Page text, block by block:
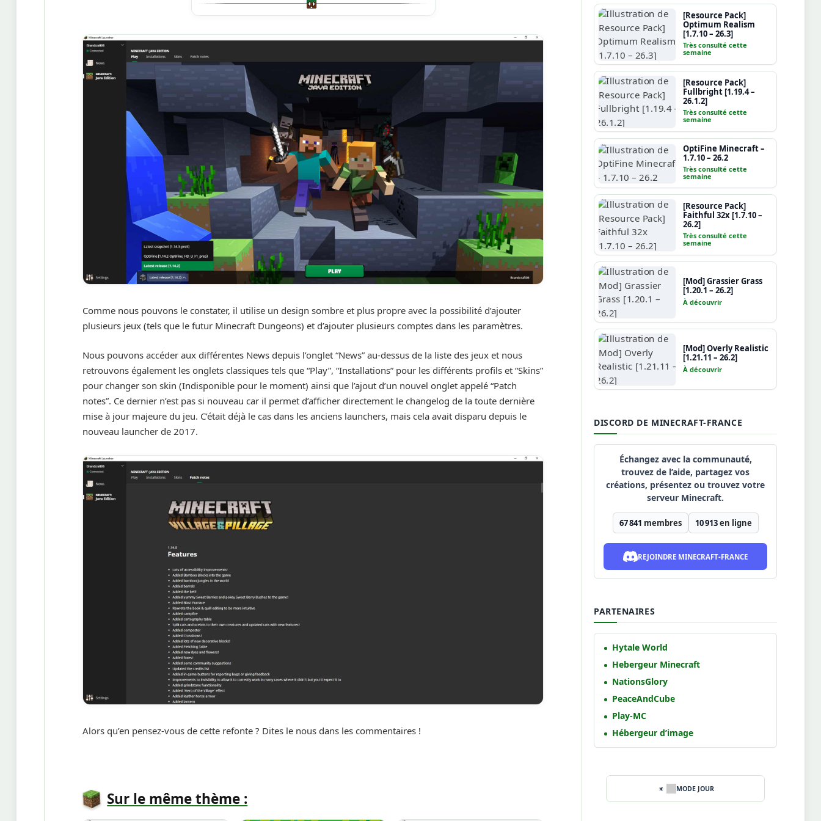
Comme nous pouvons le constater, il utilise un design sombre et plus propre avec la possibilité d’ajouter
plusieurs jeux (tels que le futur Minecraft Dungeons) et d’ajouter plusieurs comptes dans les paramètres.
Nous pouvons accéder aux différentes News depuis l’onglet “News” au-dessus de la liste des jeux et nous
retrouvons également les onglets classiques tels que “Play”, “Installations” pour les différents profils et “Skins”
pour changer son skin (Indisponible pour le moment) ainsi que l’ajout d’un nouvel onglet appelé “Patch
notes”. Ce dernier n’est pas si nouveau car il permet d’afficher directement le changelog de la toute dernière
mise à jour majeure du jeu. C’était déjà le cas dans les anciens launchers, mais cela avait disparu depuis le
nouveau launcher de 2017.
Alors qu’en pensez-vous de cette refonte ? Dites le nous dans les commentaires !
Sur le même thème :
[Resource Pack]
Optimum Realism
[1.7.10 – 26.3]
Très consulté cette
semaine
[Resource Pack]
Fullbright [1.19.4 –
26.1.2]
Très consulté cette
semaine
OptiFine Minecraft –
1.7.10 – 26.2
Très consulté cette
semaine
[Resource Pack]
Faithful 32x [1.7.10 –
26.2]
Très consulté cette
semaine
[Mod] Grassier Grass
[1.20.1 – 26.2]
À découvrir
[Mod] Overly Realistic
[1.21.11 – 26.2]
À découvrir
DISCORD DE MINECRAFT-FRANCE
Échangez avec la communauté,
trouvez de l’aide, partagez vos
créations, présentez ou trouvez votre
serveur Minecraft.
67 841 membres 10 913en ligne
REJOINDRE MINECRAFT-FRANCE
PARTENAIRES
Hytale World
Hebergeur Minecraft
NationsGlory
PeaceAndCube
Play-MC
Hébergeur d’image
MODE JOUR